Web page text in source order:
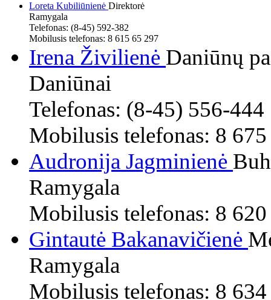
Loreta Kubiliūnienė Direktorė
Ramygala
Telefonas: (8-45) 592-382
Mobilusis telefonas: 8 615 65 297
Irena Živilienė Daniūnų
Daniūnai
Telefonas: (8-45) 556-444
Mobilusis telefonas: 8
Audronija Jagminienė
Ramygala
Mobilusis telefonas: 8
Gintautė Bakanavičienė
Ramygala
Mobilusis telefonas: 8